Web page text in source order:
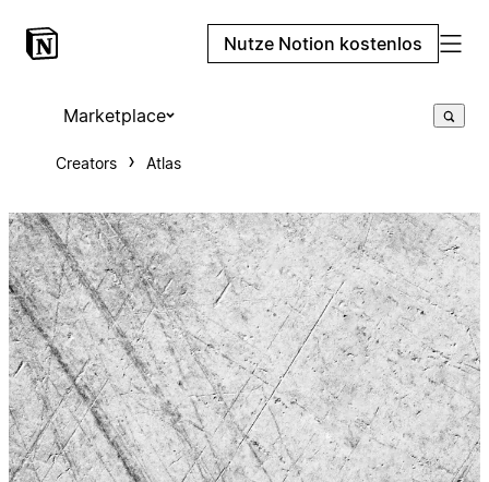
Nutze Notion kostenlos
Marketplace
Creators Atlas